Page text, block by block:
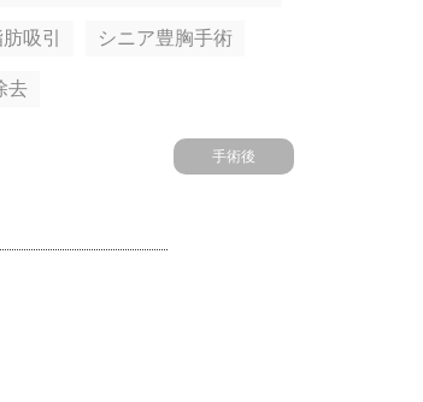
吸引 シニア豊胸手術
去
手術後